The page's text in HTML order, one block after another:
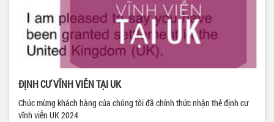
ĐỊNH CƯ VĨNH VIỄN TẠI UK
Chúc mừng khách hàng của chúng tôi đã chính thức nhận thẻ định cư
vĩnh viễn UK 2024